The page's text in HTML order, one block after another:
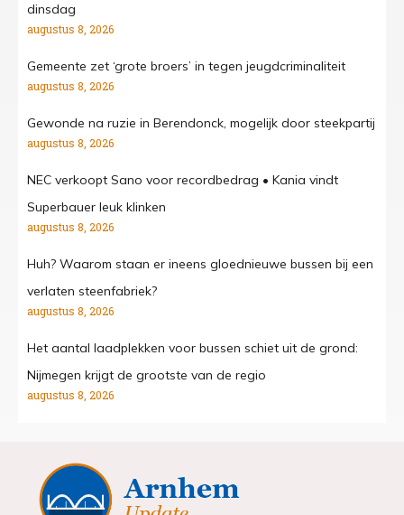
dinsdag
augustus 8, 2026
Gemeente zet ‘grote broers’ in tegen jeugdcriminaliteit
augustus 8, 2026
Gewonde na ruzie in Berendonck, mogelijk door steekpartij
augustus 8, 2026
NEC verkoopt Sano voor recordbedrag • Kania vindt
Superbauer leuk klinken
augustus 8, 2026
Huh? Waarom staan er ineens gloednieuwe bussen bij een
verlaten steenfabriek?
augustus 8, 2026
Het aantal laadplekken voor bussen schiet uit de grond:
Nijmegen krijgt de grootste van de regio
augustus 8, 2026